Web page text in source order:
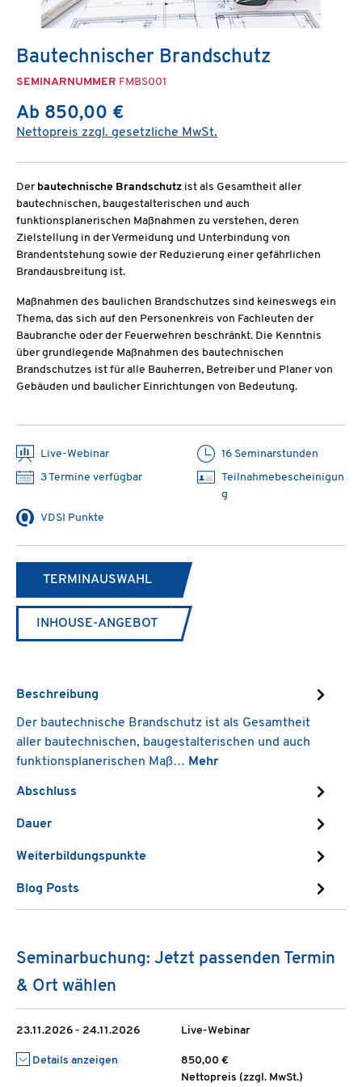
Bautechnischer Brandschutz
SEMINARNUMMER FMBS001
Ab 850,00 €
Nettopreis zzgl. gesetzliche MwSt.
Der bautechnische Brandschutz ist als Gesamtheit aller
bautechnischen, baugestalterischen und auch
funktionsplanerischen Maßnahmen zu verstehen, deren
Zielstellung in der Vermeidung und Unterbindung von
Brandentstehung sowie der Reduzierung einer gefährlichen
Brandausbreitung ist.
Maßnahmen des baulichen Brandschutzes sind keineswegs ein
Thema, das sich auf den Personenkreis von Fachleuten der
Baubranche oder der Feuerwehren beschränkt. Die Kenntnis
über grundlegende Maßnahmen des bautechnischen
Brandschutzes ist für alle Bauherren, Betreiber und Planer von
Gebäuden und baulicher Einrichtungen von Bedeutung.
Live-Webinar
16 Seminarstunden
3 Termine verfügbar
Teilnahmebescheinigun
g
VDSI Punkte
TERMINAUSWAHL
INHOUSE-ANGEBOT
Beschreibung
Der bautechnische Brandschutz ist als Gesamtheit
aller bautechnischen, baugestalterischen und auch
funktionsplanerischen Maß… Mehr
Abschluss
Dauer
Weiterbildungspunkte
Blog Posts
Seminarbuchung: Jetzt passenden Termin
& Ort wählen
23.11.2026 - 24.11.2026 Live-Webinar
Details anzeigen
850,00 €
Nettopreis (zzgl. MwSt.)